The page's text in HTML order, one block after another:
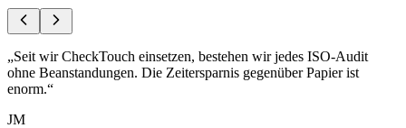
„Seit wir CheckTouch einsetzen, bestehen wir jedes ISO-Audit
ohne Beanstandungen. Die Zeitersparnis gegenüber Papier ist
enorm.“
JM